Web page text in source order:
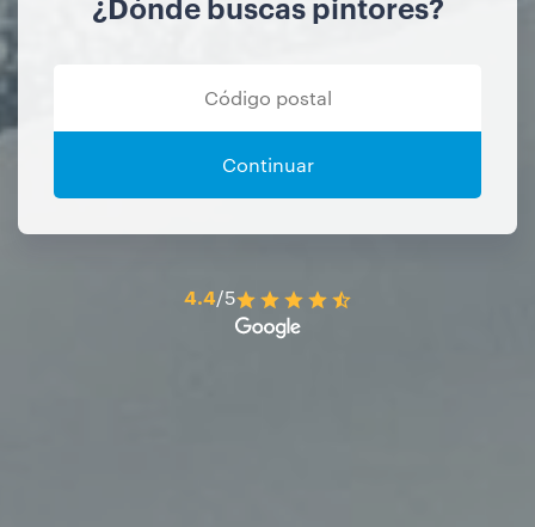
Continuar
4.4/5